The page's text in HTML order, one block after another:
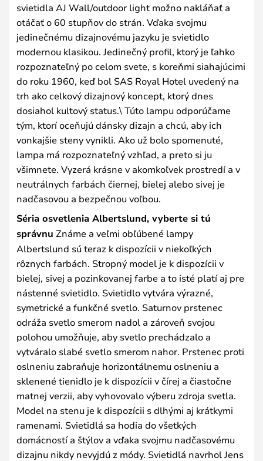
svietidla AJ Wall/outdoor light možno nakláňať a
otáčať o 60 stupňov do strán. Vďaka svojmu
jedinečnému dizajnovému jazyku je svietidlo
modernou klasikou. Jedinečný profil, ktorý je ľahko
rozpoznateľný po celom svete, s koreňmi siahajúcimi
do roku 1960, keď bol SAS Royal Hotel uvedený na
trh ako celkový dizajnový koncept, ktorý dnes
dosiahol kultový status.\ Túto lampu odporúčame
tým, ktorí oceňujú dánsky dizajn a chcú, aby ich
vonkajšie steny vynikli. Ako už bolo spomenuté,
lampa má rozpoznateľný vzhľad, a preto si ju
všimnete. Vyzerá krásne v akomkoľvek prostredí a v
neutrálnych farbách čiernej, bielej alebo sivej je
nadčasovou a bezpečnou voľbou.
Séria osvetlenia Albertslund, vyberte si tú
správnu Známe a veľmi obľúbené lampy
Albertslund sú teraz k dispozícii v niekoľkých
rôznych farbách. Stropný model je k dispozícii v
bielej, sivej a pozinkovanej farbe a to isté platí aj pre
nástenné svietidlo. Svietidlo vytvára výrazné,
symetrické a funkčné svetlo. Saturnov prstenec
odráža svetlo smerom nadol a zároveň svojou
polohou umožňuje, aby svetlo prechádzalo a
vytváralo slabé svetlo smerom nahor. Prstenec proti
oslneniu zabraňuje horizontálnemu oslneniu a
sklenené tienidlo je k dispozícii v čírej a čiastočne
matnej verzii, aby vyhovovalo výberu zdroja svetla.
Model na stenu je k dispozícii s dlhými aj krátkymi
ramenami. Svietidlá sa hodia do všetkých
domácností a štýlov a vďaka svojmu nadčasovému
dizajnu nikdy nevyjdú z módy. Svietidlá navrhol Jens